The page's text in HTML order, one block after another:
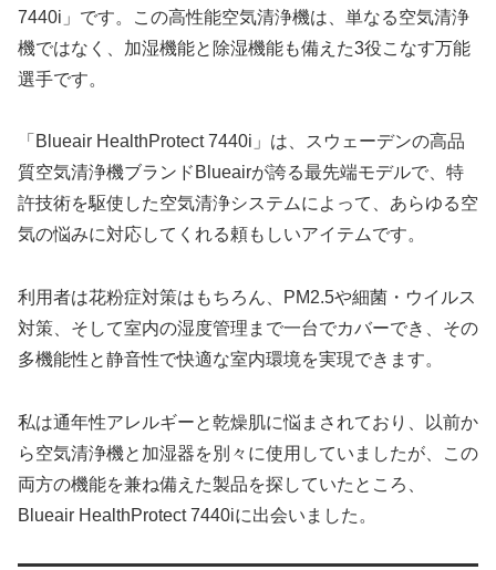
7440i」です。この高性能空気清浄機は、単なる空気清浄
機ではなく、加湿機能と除湿機能も備えた3役こなす万能
選手です。
「Blueair HealthProtect 7440i」は、スウェーデンの高品
質空気清浄機ブランドBlueairが誇る最先端モデルで、特
許技術を駆使した空気清浄システムによって、あらゆる空
気の悩みに対応してくれる頼もしいアイテムです。
利用者は花粉症対策はもちろん、PM2.5や細菌・ウイルス
対策、そして室内の湿度管理まで一台でカバーでき、その
多機能性と静音性で快適な室内環境を実現できます。
私は通年性アレルギーと乾燥肌に悩まされており、以前か
ら空気清浄機と加湿器を別々に使用していましたが、この
両方の機能を兼ね備えた製品を探していたところ、
Blueair HealthProtect 7440iに出会いました。